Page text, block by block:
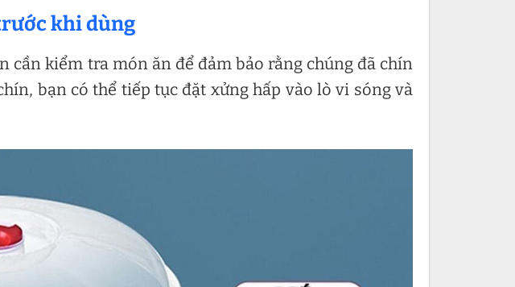
khi dùng
cần kiểm tra món ăn để đảm bảo rằng chúng đã chín
bạn có thể tiếp tục đặt xửng hấp vào lò vi sóng và